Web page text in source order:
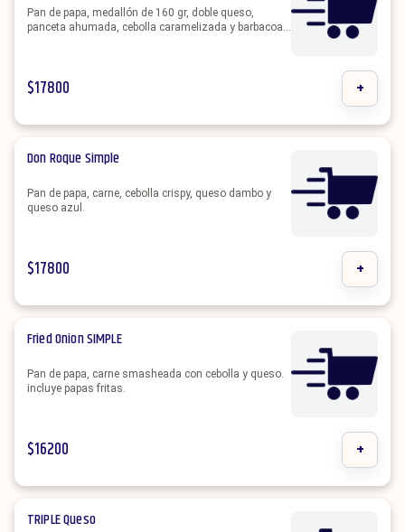
Pan de papa, medallón de 160 gr, doble queso,
panceta ahumada, cebolla caramelizada y barbacoa.
$17800 +
Don Roque Simple
Pan de papa, carne, cebolla crispy, queso dambo y
queso azul.
$17800 +
Fried Onion SIMPLE
Pan de papa, carne smasheada con cebolla y queso.
incluye papas fritas.
$16200 +
TRIPLE Queso